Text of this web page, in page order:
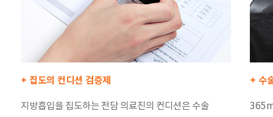
+ 집도의 컨디션 검증제
지방흡입을 집도하는 전담 의료진의 컨디션은 수술
+ 수